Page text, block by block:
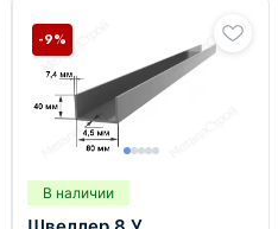
В наличии
-9%